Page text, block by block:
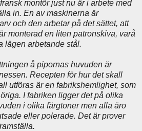
montör just nu är i arbete med
in. En av maskinerna är
och den arbetar på det sättet, att
monterad en liten patronskiva, varå
lägen arbetande stål.
å pipornas huvuden är
Recepten för hur det skall
utföras är en fabrikshemlighet, som
I fabriken ligger det på olika
i olika färgtoner men alla äro
eller polerade. Det är prover